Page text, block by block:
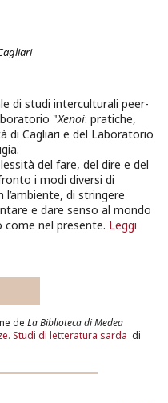
di studi interculturali peer-
"Xenoi: pratiche,
di Cagliari e del Laboratorio
del fare, del dire e del
i modi diversi di
di stringere
e dare senso al mondo
nel presente. Leggi
de La Biblioteca di Medea
Studi di letteratura sarda di